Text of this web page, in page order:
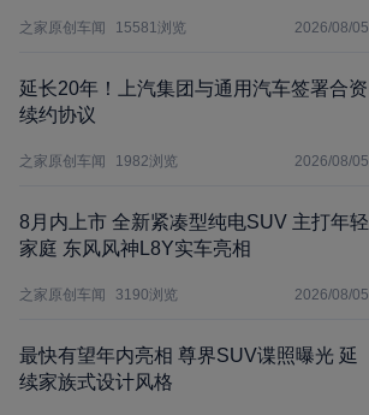
之家原创车闻 15581浏览 2026/08/05
延长20年！上汽集团与通用汽车签署合资
续约协议
之家原创车闻 1982浏览 2026/08/05
8月内上市 全新紧凑型纯电SUV 主打年轻
家庭 东风风神L8Y实车亮相
之家原创车闻 3190浏览 2026/08/05
最快有望年内亮相 尊界SUV谍照曝光 延
续家族式设计风格